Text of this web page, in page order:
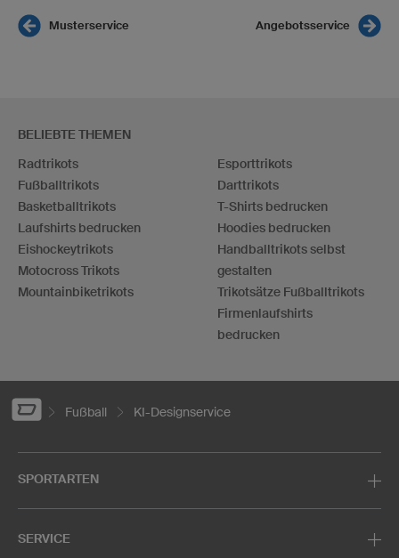
Musterservice Angebotsservice
BELIEBTE THEMEN
Radtrikots
Fußballtrikots
Basketballtrikots
Laufshirts bedrucken
Eishockeytrikots
Motocross Trikots
Mountainbiketrikots
Esporttrikots
Darttrikots
T-Shirts bedrucken
Hoodies bedrucken
Handballtrikots selbst
gestalten
Trikotsätze Fußballtrikots
Firmenlaufshirts
bedrucken
Fußball KI-Designservice
SPORTARTEN
SERVICE